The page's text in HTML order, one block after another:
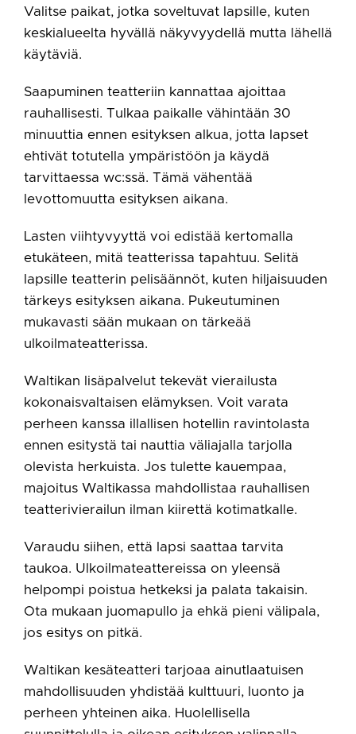
Valitse paikat, jotka soveltuvat lapsille, kuten
keskialueelta hyvällä näkyvyydellä mutta lähellä
käytäviä.
Saapuminen teatteriin kannattaa ajoittaa
rauhallisesti. Tulkaa paikalle vähintään 30
minuuttia ennen esityksen alkua, jotta lapset
ehtivät totutella ympäristöön ja käydä
tarvittaessa wc:ssä. Tämä vähentää
levottomuutta esityksen aikana.
Lasten viihtyvyyttä voi edistää kertomalla
etukäteen, mitä teatterissa tapahtuu. Selitä
lapsille teatterin pelisäännöt, kuten hiljaisuuden
tärkeys esityksen aikana. Pukeutuminen
mukavasti sään mukaan on tärkeää
ulkoilmateatterissa.
Waltikan lisäpalvelut tekevät vierailusta
kokonaisvaltaisen elämyksen. Voit varata
perheen kanssa illallisen hotellin ravintolasta
ennen esitystä tai nauttia väliajalla tarjolla
olevista herkuista. Jos tulette kauempaa,
majoitus Waltikassa mahdollistaa rauhallisen
teatterivierailun ilman kiirettä kotimatkalle.
Varaudu siihen, että lapsi saattaa tarvita
taukoa. Ulkoilmateattereissa on yleensä
helpompi poistua hetkeksi ja palata takaisin.
Ota mukaan juomapullo ja ehkä pieni välipala,
jos esitys on pitkä.
Waltikan kesäteatteri tarjoaa ainutlaatuisen
mahdollisuuden yhdistää kulttuuri, luonto ja
perheen yhteinen aika. Huolellisella